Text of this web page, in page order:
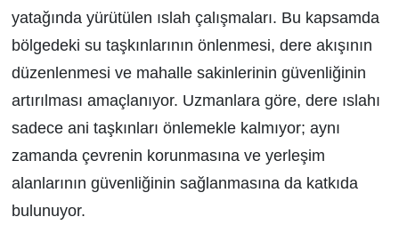
yatağında yürütülen ıslah çalışmaları. Bu kapsamda
bölgedeki su taşkınlarının önlenmesi, dere akışının
düzenlenmesi ve mahalle sakinlerinin güvenliğinin
artırılması amaçlanıyor. Uzmanlara göre, dere ıslahı
sadece ani taşkınları önlemekle kalmıyor; aynı
zamanda çevrenin korunmasına ve yerleşim
alanlarının güvenliğinin sağlanmasına da katkıda
bulunuyor.